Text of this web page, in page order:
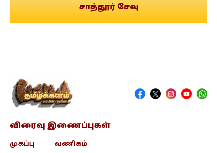
சாத்தூர் சேவு
விரைவு இணைப்புகள்
முகப்பு
வணிகம்